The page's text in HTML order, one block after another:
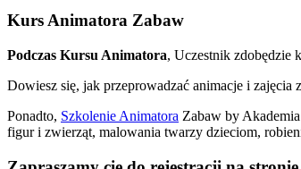
Kurs Animatora Zabaw
Podczas Kursu Animatora, Uczestnik zdobędzie
Dowiesz się, jak przeprowadzać animacje i
Ponadto, Szkolenie Animatora Zabaw by
figur i zwierząt, malowania twarzy dzieciom,